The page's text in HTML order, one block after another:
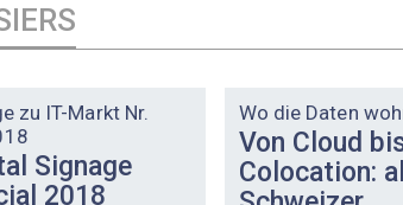
zu IT-Markt Nr.
Signage
2018
Wo die Daten
Von Cloud
Colocation: